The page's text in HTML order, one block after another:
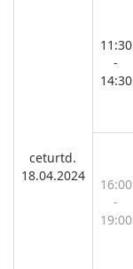
ceturtd.
18.04.2024
11:30
-
14:30
16:00
-
19:00